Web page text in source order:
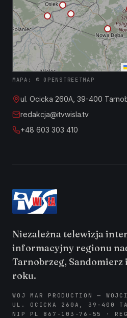
MAPA: © OPENSTREETMAP
ul. Ocicka 260A, 39-400
redakcja@itvwisla.tv
+48 603 303 410
Niezależna telewizja
informacyjny regionu
Tarnobrzeg, Sandomierz
roku.
WOJ MAR PRODUCTION —
UL. OCICKA 260A, 39-400
NIP PL 867-103-76-55 ·